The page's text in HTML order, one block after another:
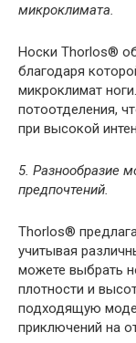
микроклимата.
Носки Thorlos®
благодаря
микроклимат
потоотделения,
при высокой
5. Разнообразие
предпочтений.
Thorlos®
учитывая
можете выбрать
плотности и
подходящую
приключений на